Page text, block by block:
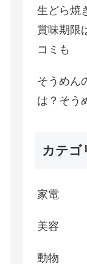
生どら焼
賞味期限
コミも
そうめん
は？そう
カテゴ
家電
美容
動物